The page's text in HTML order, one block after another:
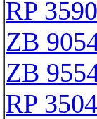
RP
ZB
ZB
RP